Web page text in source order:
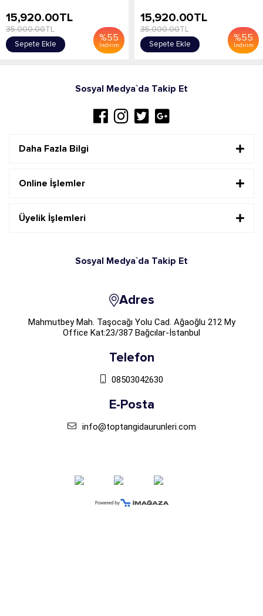
%55
İndirim
15,920.00TL
35,000.00TL
Sepete Ekle
%55
İndirim
15,920.00TL
35,000.00TL
Sepete Ekle
Sosyal Medya`da Takip Et
Daha Fazla Bilgi
Online İşlemler
Üyelik İşlemleri
Sosyal Medya`da Takip Et
Adres
Mahmutbey Mah. Taşocağı Yolu Cad. Ağaoğlu 212 My
Office Kat:23/387 Bağcılar-İstanbul
Telefon
08503042630
E-Posta
info@toptangidaurunleri.com